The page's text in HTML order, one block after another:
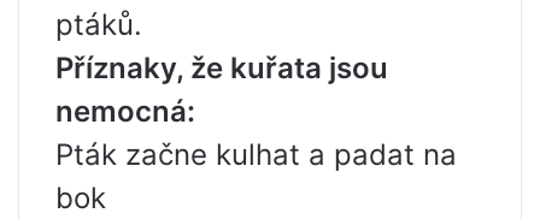
ptáků.
Příznaky, že kuřata jsou
nemocná:
Pták začne kulhat a padat na
bok